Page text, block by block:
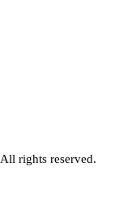
All rights reserved.